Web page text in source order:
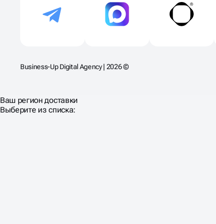
Business-Up Digital Agency | 2026 ©
Ваш регион доставки
Выберите из списка: